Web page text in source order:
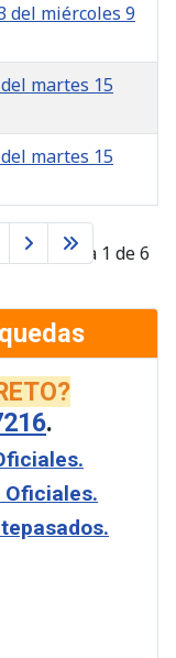
del miércoles 9
martes 15
martes 15
Página 1 de 6
.
Oficiales.